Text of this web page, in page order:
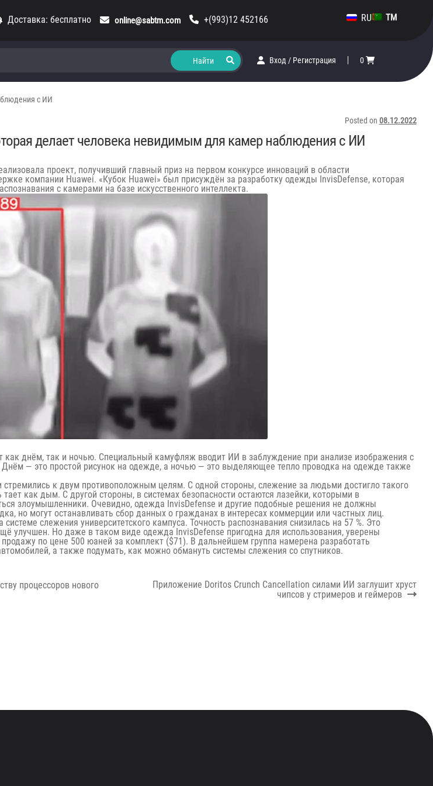
Доставка: бесплатно online@sabtm.com +(993)12 452166 RU TM
Вход / Регистрация 0
с ИИ
Posted on 08.12.2022
делает человека невидимым для камер наблюдения с ИИ
проект, получивший главный приз на первом конкурсе инноваций в области
компании Huawei. «Кубок Huawei» был присуждён за разработку одежды InvisDefense, которая
с камерами на базе искусственного интеллекта.
как днём, так и ночью. Специальный камуфляж вводит ИИ в заблуждение при анализе изображения с
— это простой рисунок на одежде, а ночью — это выделяющее тепло проводка на одежде также
стремились к двум противоположным целям. С одной стороны, слежение за людьми достигло такого
как дым. С другой стороны, в системах безопасности остаются лазейки, которыми в
злоумышленники. Очевидно, одежда InvisDefense и другие подобные решения не должны
но могут останавливать сбор данных о гражданах в интересах коммерции или частных лиц.
слежения университетского кампуса. Точность распознавания снизилась на 57 %. Это
улучшен. Но даже в таком виде одежда InvisDefense пригодна для использования, уверены
по цене 500 юаней за комплект ($71). В дальнейшем группа намерена разработать
а также подумать, как можно обмануть системы слежения со спутников.
процессоров нового
Next
post:
Приложение Doritos Crunch Cancellation силами ИИ заглушит хруст
чипсов у стримеров и геймеров